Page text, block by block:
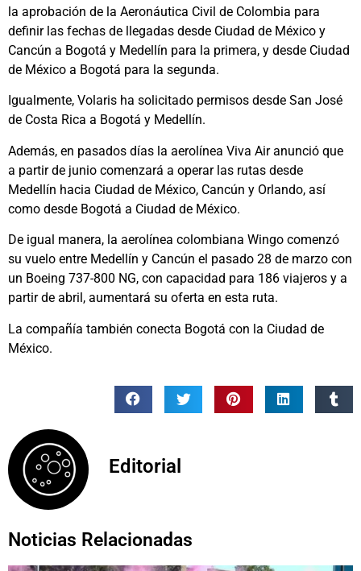
la aprobación de la Aeronáutica Civil de Colombia para
definir las fechas de llegadas desde Ciudad de México y
Cancún a Bogotá y Medellín para la primera, y desde Ciudad
de México a Bogotá para la segunda.
Igualmente, Volaris ha solicitado permisos desde San José
de Costa Rica a Bogotá y Medellín.
Además, en pasados días la aerolínea Viva Air anunció que
a partir de junio comenzará a operar las rutas desde
Medellín hacia Ciudad de México, Cancún y Orlando, así
como desde Bogotá a Ciudad de México.
De igual manera, la aerolínea colombiana Wingo comenzó
su vuelo entre Medellín y Cancún el pasado 28 de marzo con
un Boeing 737-800 NG, con capacidad para 186 viajeros y a
partir de abril, aumentará su oferta en esta ruta.
La compañía también conecta Bogotá con la Ciudad de
México.
Editorial
Noticias Relacionadas